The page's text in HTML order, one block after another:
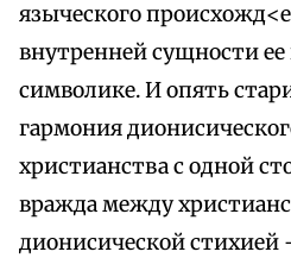
языческого
внутренней сущности
символике. И опять
гармония
христианства с одной
вражда между
дионисической